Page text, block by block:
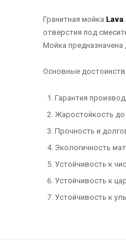
Гранитная мойка Lava
отверстия под
Мойка предназначена
Основные
Гарантия
Жаростойкость до
Прочность и
Экологичность
Устойчивость к
Устойчивость к
Устойчивость к